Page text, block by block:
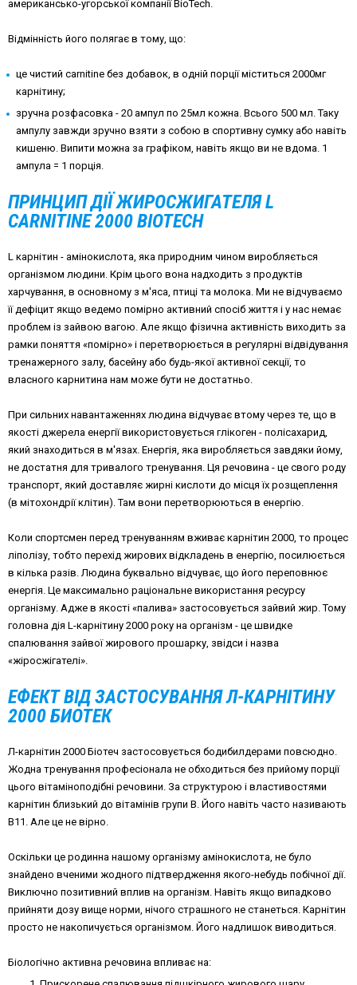
американсько-угорської компанії BioTech.
Відмінність його полягає в тому, що:
це чистий carnitine без добавок, в одній порції міститься 2000мг
карнітину;
зручна розфасовка - 20 ампул по 25мл кожна. Всього 500 мл. Таку
ампулу завжди зручно взяти з собою в спортивну сумку або навіть
кишеню. Випити можна за графіком, навіть якщо ви не вдома. 1
ампула = 1 порція.
ПРИНЦИП ДІЇ ЖИРОСЖИГАТЕЛЯ L
CARNITINE 2000 BIOTECH
L карнітин - амінокислота, яка природним чином виробляється
організмом людини. Крім цього вона надходить з продуктів
харчування, в основному з м'яса, птиці та молока. Ми не відчуваємо
її дефіцит якщо ведемо помірно активний спосіб життя і у нас немає
проблем із зайвою вагою. Але якщо фізична активність виходить за
рамки поняття «помірно» і перетворюється в регулярні відвідування
тренажерного залу, басейну або будь-якої активної секції, то
власного карнитина нам може бути не достатньо.
При сильних навантаженнях людина відчуває втому через те, що в
якості джерела енергії використовується глікоген - полісахарид,
який знаходиться в м'язах. Енергія, яка виробляється завдяки йому,
не достатня для тривалого тренування. Ця речовина - це свого роду
транспорт, який доставляє жирні кислоти до місця їх розщеплення
(в мітохондрії клітин). Там вони перетворюються в енергію.
Коли спортсмен перед тренуванням вживає карнітин 2000, то процес
ліполізу, тобто перехід жирових відкладень в енергію, посилюється
в кілька разів. Людина буквально відчуває, що його переповнює
енергія. Це максимально раціональне використання ресурсу
організму. Адже в якості «палива» застосовується зайвий жир. Тому
головна дія L-карнітину 2000 року на організм - це швидке
спалювання зайвої жирового прошарку, звідси і назва
«жіросжігателі».
ЕФЕКТ ВІД ЗАСТОСУВАННЯ Л-КАРНІТИНУ
2000 БИОТЕК
Л-карнітин 2000 Біотеч застосовується бодибилдерами повсюдно.
Жодна тренування професіонала не обходиться без прийому порції
цього вітаміноподібні речовини. За структурою і властивостями
карнітин близький до вітамінів групи В. Його навіть часто називають
В11. Але це не вірно.
Оскільки це родинна нашому організму амінокислота, не було
знайдено вченими жодного підтвердження якого-небудь побічної дії.
Виключно позитивний вплив на організм. Навіть якщо випадково
прийняти дозу вище норми, нічого страшного не станеться. Карнітин
просто не накопичується організмом. Його надлишок виводиться.
Біологічно активна речовина впливає на: